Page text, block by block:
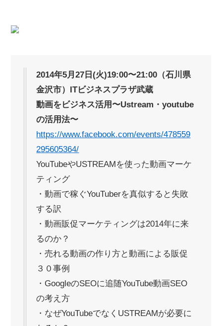
2014年5月27日(火)19:00〜21:00（石川県
金沢市）ITビジネスプラザ武蔵
動画をビジネス活用〜Ustream・youtube
の活用法〜
https://www.facebook.com/events/478559
295605364/
YouTubeやUSTREAMを使った動画マーケ
ティング
・動画で稼ぐYouTuberを真似すると失敗
する訳
・動画販促マーケティングは2014年に来
るのか？
・売れる動画の作り方と動画による販促
３０事例
・GoogleのSEOに追随YouTube動画SEO
の考え方
・なぜYouTubeでなくUSTREAMが必要に